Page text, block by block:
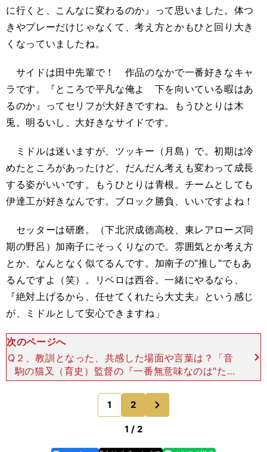
に行くと、こんなに変わるのか』って思いました。体つ
きやプレーだけじゃなくて、考え方とかもひと回り大き
くなっていましたね。
サイドは田中先輩で！ 作品のなかで一番好きなキャ
ラです。『ところで平凡な俺よ 下を向いている暇はあ
るのか』ってセリフが大好きですね。もうひとりは木
兎。明るいし、大好きなサイドです。
ミドルは迷いますが、ツッキー（月島）で。初期は冷
めたところがあったけど、だんだん考えも変わって成長
する姿がいいです。もうひとりは青根。チームとしても
伊達工が好きなんです。ブロック勝負、いいですよね！
セッターは研磨。（下北沢成徳高校、東レアローズ同
期の野呂）加南子にそっくりなので。雰囲気とか考え方
とか、なんとなく似てるんです。加南子の"推し"でもあ
るんですよ（笑）。リベロは西谷。一緒にやるなら、
『絶対上げるから、任せてくれたら大丈夫』という感じ
が、ミドルとして安心できますね」
次のページへ
Q２、教訓となった、共感した場面や言葉は？「音
駒の猫又（育史）監督の『一番無意味なのは"た
だ"やること 「考えて」「やってみて」「失敗す
る」はアリだよ』って言葉があるんですけど、その
とおりだなって。
1 2
1 / 2